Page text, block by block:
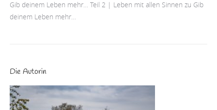
Gib deinem Leben mehr… Teil 2 | Leben mit allen Sinnen zu Gib
deinem Leben mehr…
Die Autorin